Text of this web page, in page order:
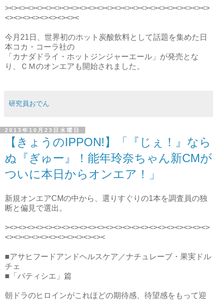
><><><><><><><><><><><><><><><><><><><><><><><>
<><><><><><><><><
今月21日、世界初のホット炭酸飲料として話題を集めた日
本コカ・コーラ社の
「カナダドライ・ホットジンジャーエール」が発売とな
り、ＣＭのオンエアも開始されました。
研究員おでん
2013年10月23日水曜日
【きょうのIPPON!】「『じぇ！』なら
ぬ『ぎゅー』！能年玲奈ちゃん新CMが
ついに本日からオンエア！」
新規オンエアCMの中から、選りすぐりの1本を調査員の独
断と偏見で選出。
><><><><><><><><><><><><><><><><><><><><><><><>
<><><><><><><><><><><><
■アサヒフードアンドヘルスケア／ナチュレーブ・果実ドル
チェ
■「パティシエ」篇
朝ドラのヒロインがこれほどの期待感、待望感をもって迎